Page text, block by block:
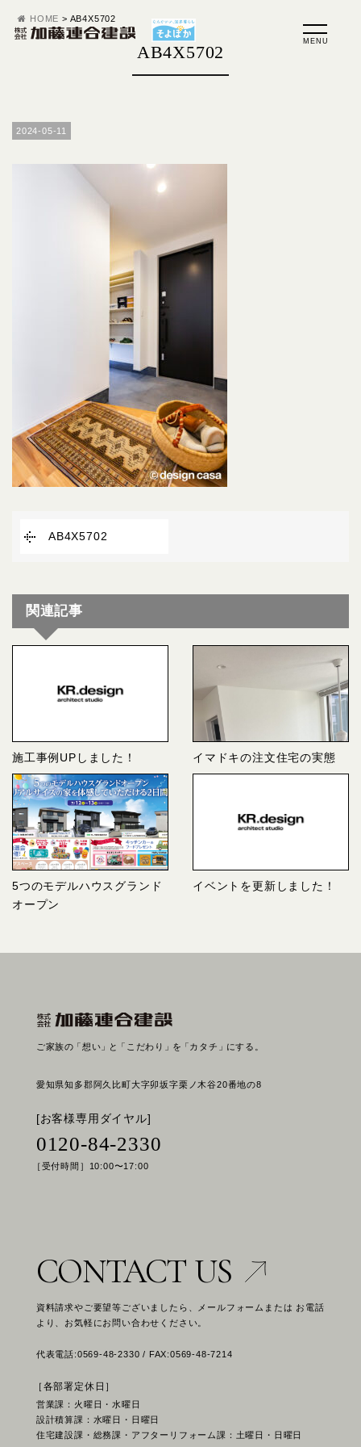
HOME > AB4X5702
AB4X5702
2024-05-11
AB4X5702
関連記事
施工事例UPしました！ イマドキの注文住宅の実態
5つのモデルハウスグランド
オープン
イベントを更新しました！
ご家族の「想い」と 「こだわり」を「カタチ」にする。
愛知県知多郡阿久比町大字卯坂字栗ノ木谷20番地の8
[お客様専用ダイヤル]
0120-84-2330
［受付時間］10:00〜17:00
CONTACT US
資料請求やご要望等ございましたら、メールフォームまたは お電話
より、お気軽にお問い合わせください。
代表電話:0569-48-2330 / FAX:0569-48-7214
［各部署定休日］
営業課：火曜日・水曜日
設計積算課：水曜日・日曜日
住宅建設課・総務課・アフターリフォーム課：土曜日・日曜日